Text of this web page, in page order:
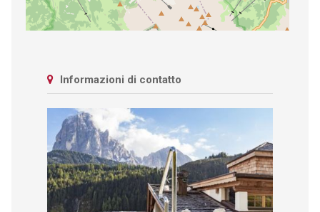
Informazioni di contatto